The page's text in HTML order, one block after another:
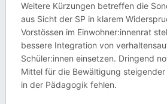
Weitere Kürzungen betreffen die
aus Sicht der SP in klarem
Vorstössen im Einwohner:innenrat
bessere Integration von
Schüler:innen einsetzen. Dringend
Mittel für die Bewältigung
in der Pädagogik fehlen.